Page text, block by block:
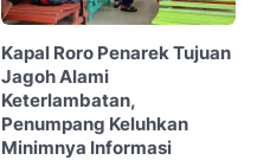
Kapal Roro Penarek Tujuan
Jagoh Alami
Keterlambatan,
Penumpang Keluhkan
Minimnya Informasi